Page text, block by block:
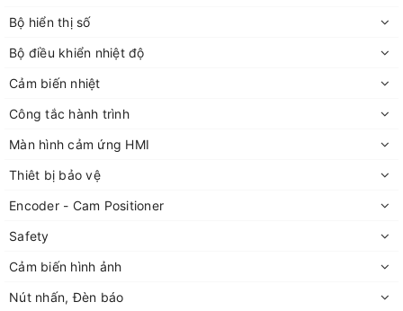
Bộ hiển thị số
Bộ điều khiển nhiệt độ
Cảm biến nhiệt
Công tắc hành trình
Màn hình cảm ứng HMI
Thiêt bị bảo vệ
Encoder - Cam Positioner
Safety
Cảm biến hình ảnh
Nút nhấn, Đèn báo